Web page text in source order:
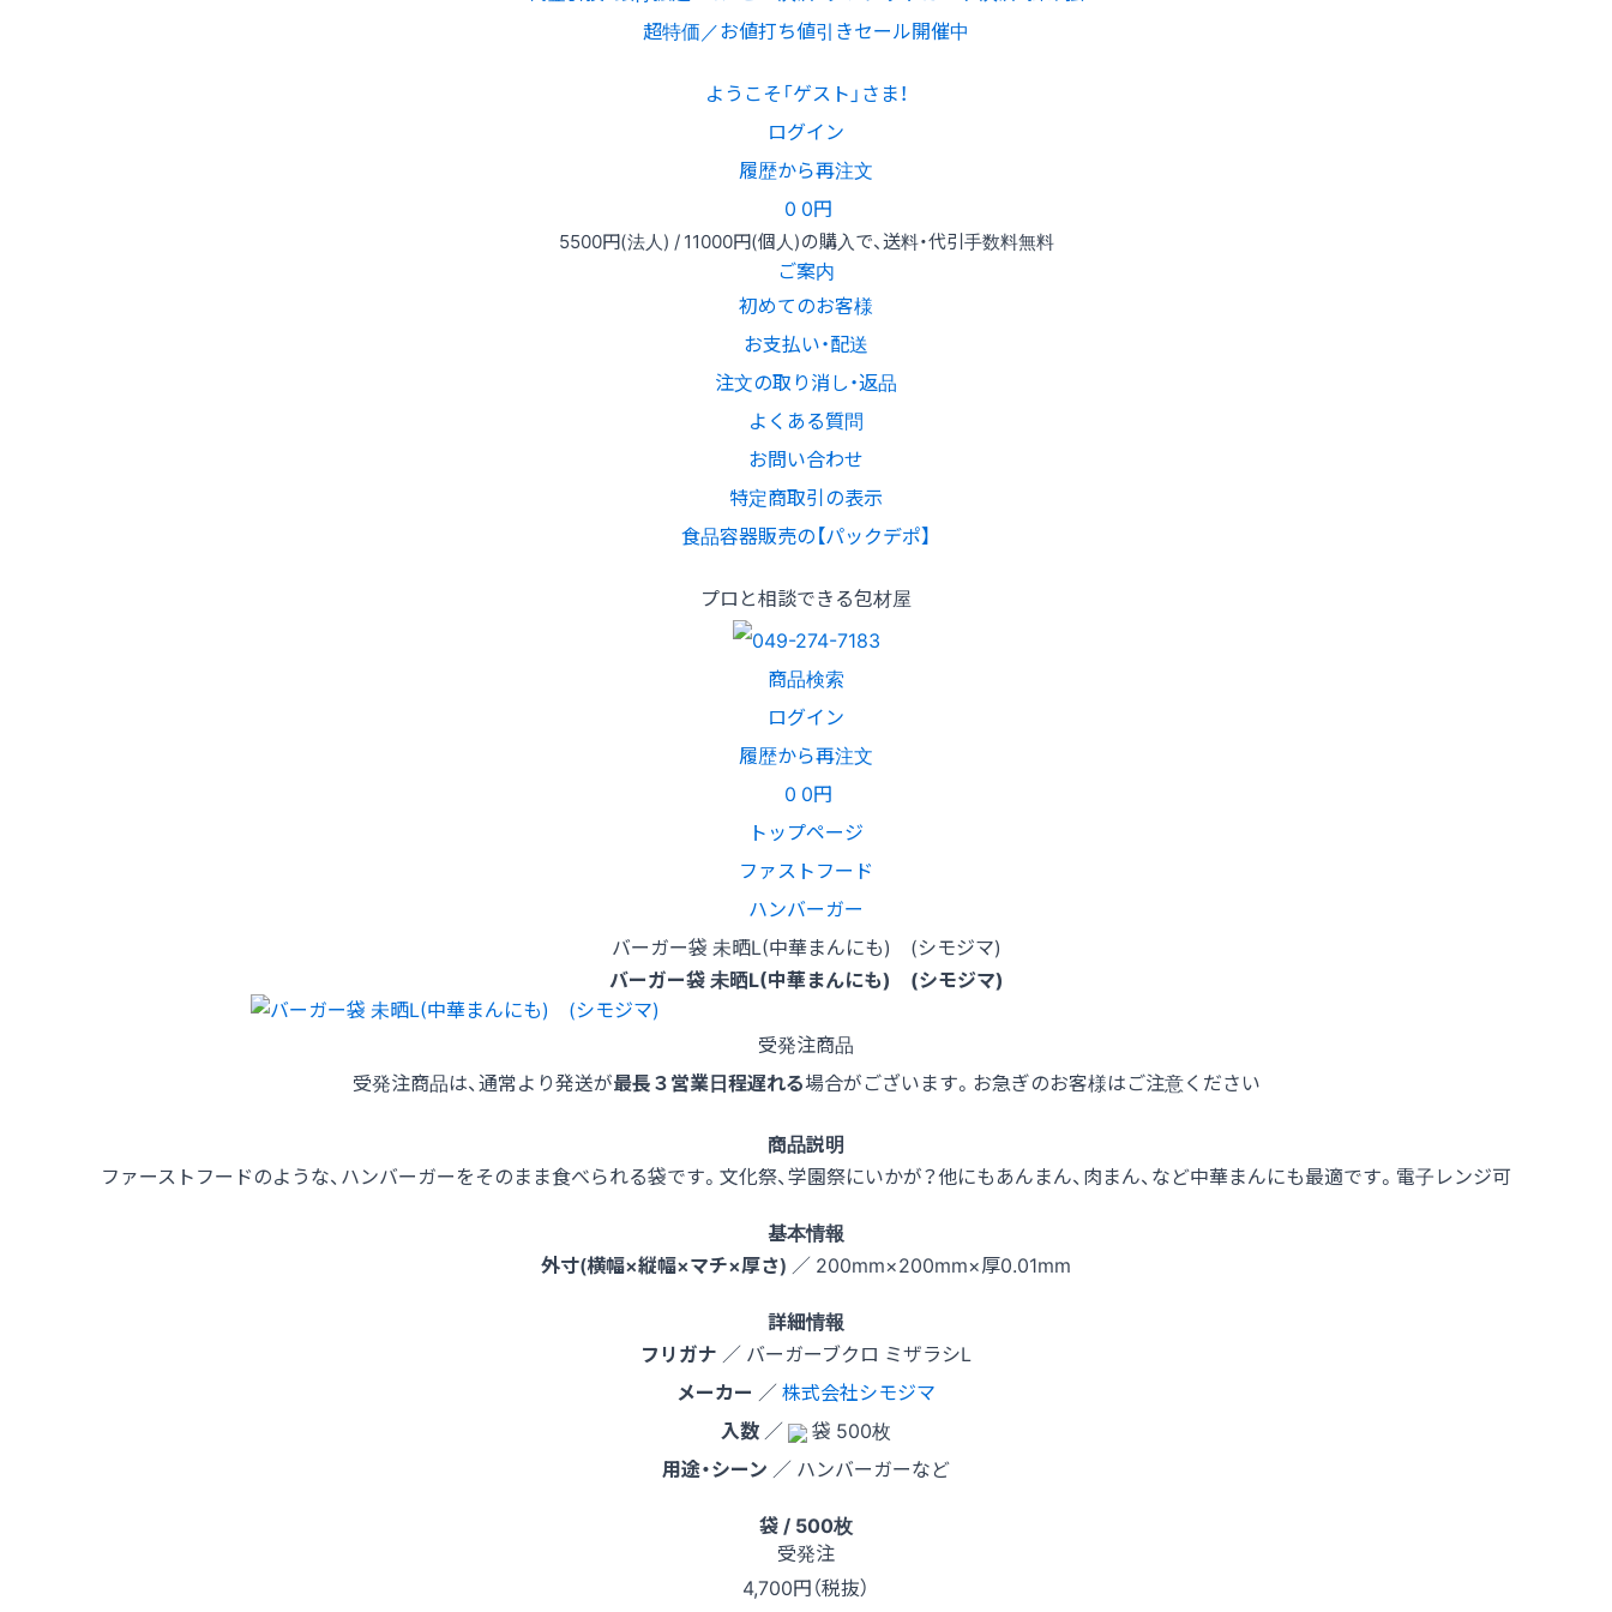
超特価／お値打ち値引きセール開催中
ようこそ「ゲスト」さま！
ログイン
履歴から再注文
0 0円
5500円(法人) /11000円(個人)の購入で、送料・代引手数料無料
ご案内
初めてのお客様
お支払い・配送
注文の取り消し・返品
よくある質問
お問い合わせ
特定商取引の表示
食品容器販売の【パックデポ】
プロと相談できる包材屋
商品検索
ログイン
履歴から再注文
0 0円
トップページ
ファストフード
ハンバーガー
バーガー袋 未晒L(中華まんにも) (シモジマ)
バーガー袋 未晒L(中華まんにも) (シモジマ)
受発注商品
受発注商品は、通常より発送が最長３営業日程遅れる場合がございます。お急ぎのお客様はご注意ください
商品説明
ファーストフードのような、ハンバーガーをそのまま食べられる袋です。文化祭、学園祭にいかが？他にもあんまん、肉まん、など中華まんにも最適です。電子レンジ可
基本情報
外寸(横幅×縦幅×マチ×厚さ) ／ 200mm×200mm×厚0.01mm
詳細情報
フリガナ ／ バーガーブクロ ミザラシL
メーカー ／株式会社シモジマ
入数 ／
袋 500枚
用途・シーン ／ ハンバーガーなど
袋 / 500枚
受発注
4,700円（税抜）